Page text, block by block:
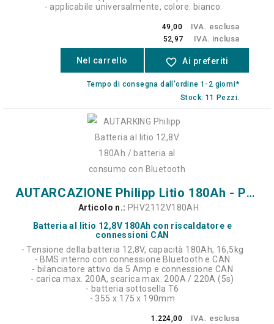
- applicabile universalmente, colore: bianco
49,00 IVA. esclusa
52,97 IVA. inclusa
Nel carrello favorite_border Ai preferiti
Tempo di consegna dall'ordine 1-2 giorni*
Stock: 11 Pezzi.
AUTARCAZIONE Philipp Litio 180Ah - PRO HEAT, CAN - 12,8V
Articolo n.: PHV2112V180AH
Batteria al litio 12,8V 180Ah con riscaldatore e
connessioni CAN
- Tensione della batteria 12,8V, capacità 180Ah, 16,5kg
- BMS interno con connessione Bluetooth e CAN
- bilanciatore attivo da 5 Amp e connessione CAN
- carica max. 200A, scarica max. 200A / 220A (5s)
- batteria sottosella T6
- 355 x 175 x 190mm
1.224,00 IVA. esclusa